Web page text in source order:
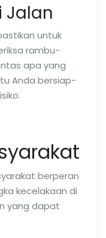
Jalan
untuk
rambu-
apa yang
Anda bersiap-
berperan
kecelakaan di
yang dapat